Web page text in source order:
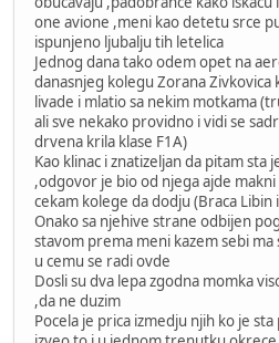
one avione ,meni kao detetu srce
ispunjeno ljubalju tih letelica
Jednog dana tako odem opet na
danasnjeg kolegu Zorana Zivkovica
livade i mlatio sa nekim motkama
ali sve nekako providno i vidi se
drvena krila klase F1A)
Kao klinac i znatizeljan da pitam sta
,odgovor je bio od njega ajde
cekam kolege da dodju (Braca Libin
Onako sa njehive strane odbijen
stavom prema meni kazem sebi ma
u cemu se radi ovde
Dosli su dva lepa zgodna momka
,da ne duzim
Pocela je prica izmedju njih ko je